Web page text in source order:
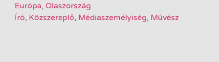
Európa, Olaszország
Író, Közszereplő, Médiaszemélyiség, Művész